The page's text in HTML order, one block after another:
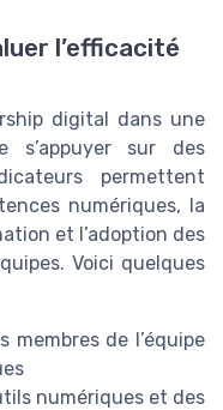
l’efficacité
digital dans une
s’appuyer sur des
permettent
numériques, la
et l’adoption des
Voici quelques
membres de l’équipe
numériques et des